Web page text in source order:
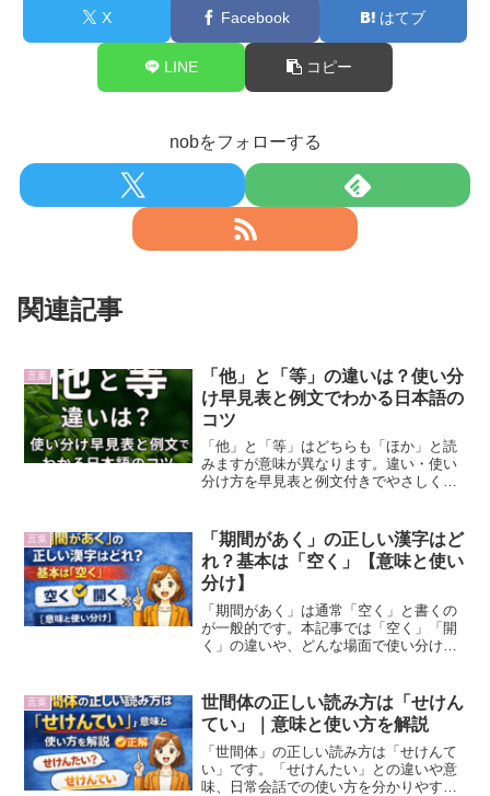
X Facebook はてブ
LINE コピー
nobをフォローする
関連記事
言葉
「他」と「等」の違いは？使い分
け早見表と例文でわかる日本語の
コツ
「他」と「等」はどちらも「ほか」と読
みますが意味が異なります。違い・使い
分け方を早見表と例文付きでやさしく解
言葉
「期間があく」の正しい漢字はど
れ？基本は「空く」【意味と使い
分け】
「期間があく」は通常「空く」と書くの
が一般的です。本記事では「空く」「開
く」の違いや、どんな場面で使い分ける
言葉
世間体の正しい読み方は「せけん
てい」｜意味と使い方を解説
「世間体」の正しい読み方は「せけんて
い」です。「せけんたい」との違いや意
味、日常会話での使い方を分かりやすく